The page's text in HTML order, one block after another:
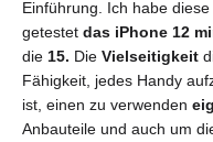
Einführung. Ich habe
getestet das iPhone 12
die 15. Die Vielseitigkeit
Fähigkeit, jedes Handy
ist, einen zu verwenden
Anbauteile und auch um